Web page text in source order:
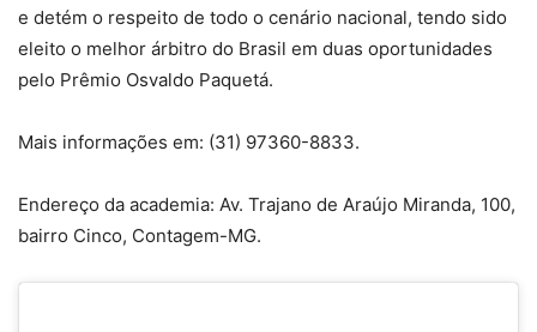
e detém o respeito de todo o cenário nacional, tendo sido
eleito o melhor árbitro do Brasil em duas oportunidades
pelo Prêmio Osvaldo Paquetá.
Mais informações em: (31) 97360-8833.
Endereço da academia: Av. Trajano de Araújo Miranda, 100,
bairro Cinco, Contagem-MG.